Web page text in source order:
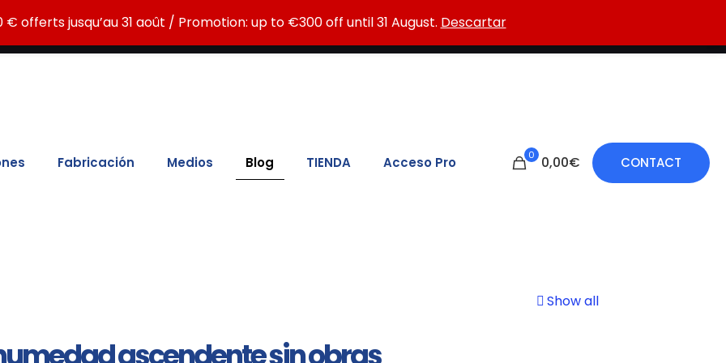
la humedad: ATE LC15, ATE LC30, ATE MAX, ATG LC15 y ATG LC30, para el tratamiento de paredes
Fabricación Medios Blog TIENDA Acceso Pro 0 0,00€ CONTACT
Show all
€ offerts jusqu’au 31 août / Promotion: up to €300 off until 31 August. Descartar
€ offerts jusqu’au 31 août / Promotion: up to €300 off until 31 August. Descartar